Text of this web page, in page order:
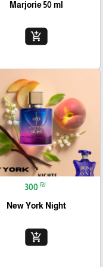
Marjorie 50 ml
add_shopping_cart
300 ₪
New York Night
add_shopping_cart